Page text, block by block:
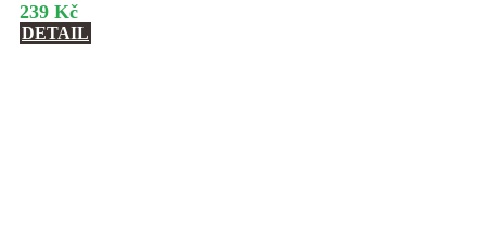
239 Kč
DETAIL